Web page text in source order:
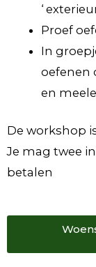
‘
Proef
In
oefenen
en
De workshop
Je mag twee
betalen